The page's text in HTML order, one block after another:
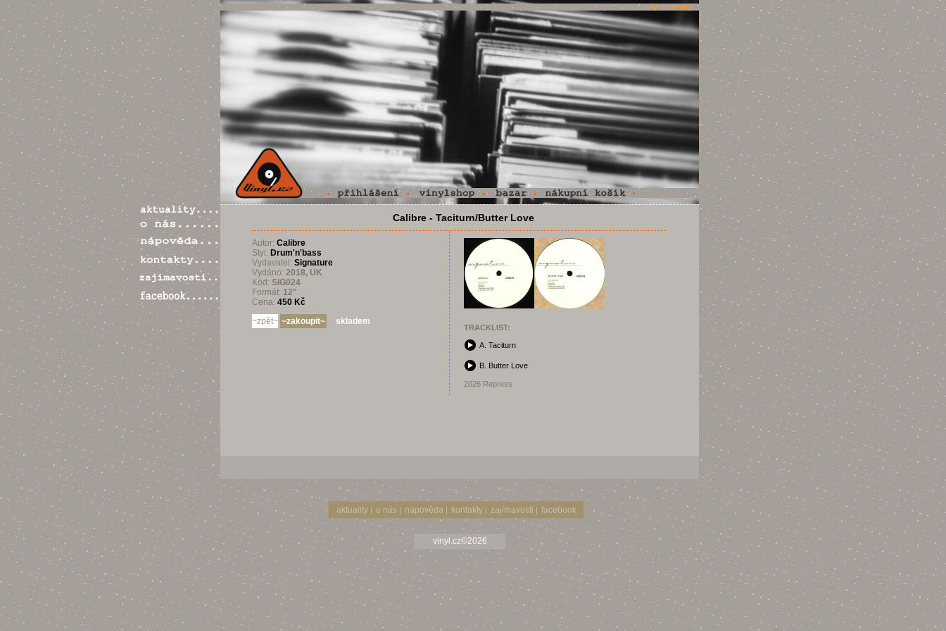
[ DJ noname ]
Calibre - Taciturn/Butter Love
Autor: Calibre
Styl: Drum'n'bass
Vydavatel: Signature
Vydáno: 2018, UK
Kód: SIG024
Formát: 12"
Cena: 450 Kč
skladem
TRACKLIST:
A. Taciturn
B. Butter Love
2026 Repress
aktuality | o nás | nápověda | kontakty | zajímavosti | facebook
vinyl.cz©2026